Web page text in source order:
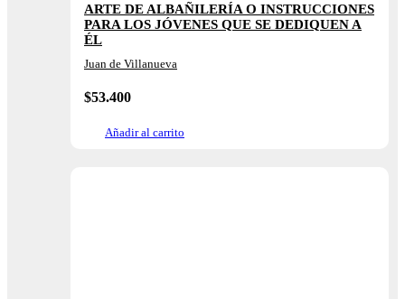
ARTE DE ALBAÑILERÍA O INSTRUCCIONES
PARA LOS JÓVENES QUE SE DEDIQUEN A
ÉL
Juan de Villanueva
$53.400
Añadir al carrito